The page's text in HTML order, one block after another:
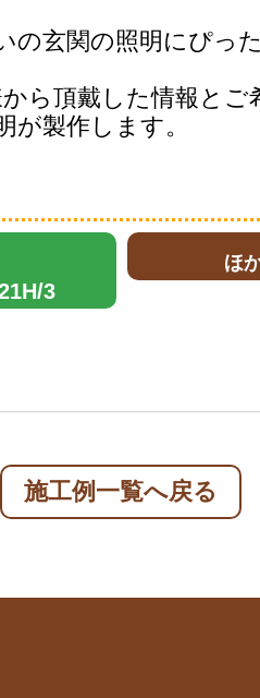
の玄関の照明にぴっ
ら頂戴した情報とご
が製作します。
3
ほ
施工例一覧へ戻る